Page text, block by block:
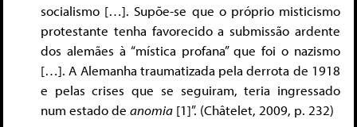
socialismo […]. Supõe-se que o próprio misticismo
protestante tenha favorecido a submissão ardente
dos alemães à “mística profana” que foi o nazismo
[…]. A Alemanha traumatizada pela derrota de 1918
e pelas crises que se seguiram, teria ingressado
num estado de anomia [1]”. (Châtelet, 2009, p. 232)